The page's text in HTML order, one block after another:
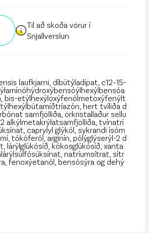
Til að skoða vörur í
Snjallverslun
laufkjarni, díbútýladípat, c12–15-
bis-etýlhexýloxýfenólmetoxýfenýlt
hert tvíliða d
samfjölliða, örkristallaður sellu
alkýlmetakrýlatsamfjölliða, tvínatrí
caprylyl glýkól, sykrandi ísóm
tókóferól, arginín, pólýglýserýl-2 d
lárýlglúkósíð, kókosglúkósíð, xanta
natríumsítrat, sítr
fenoxýetanól, bensósýra og dehý